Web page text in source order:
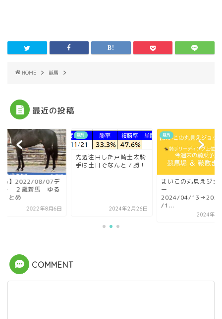
HOME 競馬
最近の投稿
】2022/08/07デ
ー ２歳新馬 ゆる
まとめ
2022年8月6日
競馬
先週注目した戸崎圭太騎
手は土日でなんと７勝！
2024年2月26日
競馬
まいこの丸見えジョ
ー
2024/04/
/1...
2024年4
COMMENT